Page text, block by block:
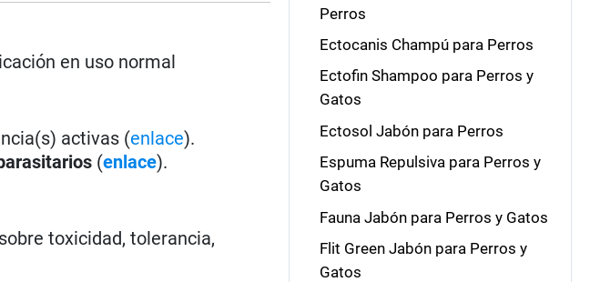
en uso normal
activas (enlace).
(enlace).
toxicidad, tolerancia,
Perros
Ectocanis Champú para Perros
Ectofin Shampoo para Perros y
Gatos
Ectosol Jabón para Perros
Espuma Repulsiva para Perros y
Gatos
Fauna Jabón para Perros y Gatos
Flit Green Jabón para Perros y
Gatos